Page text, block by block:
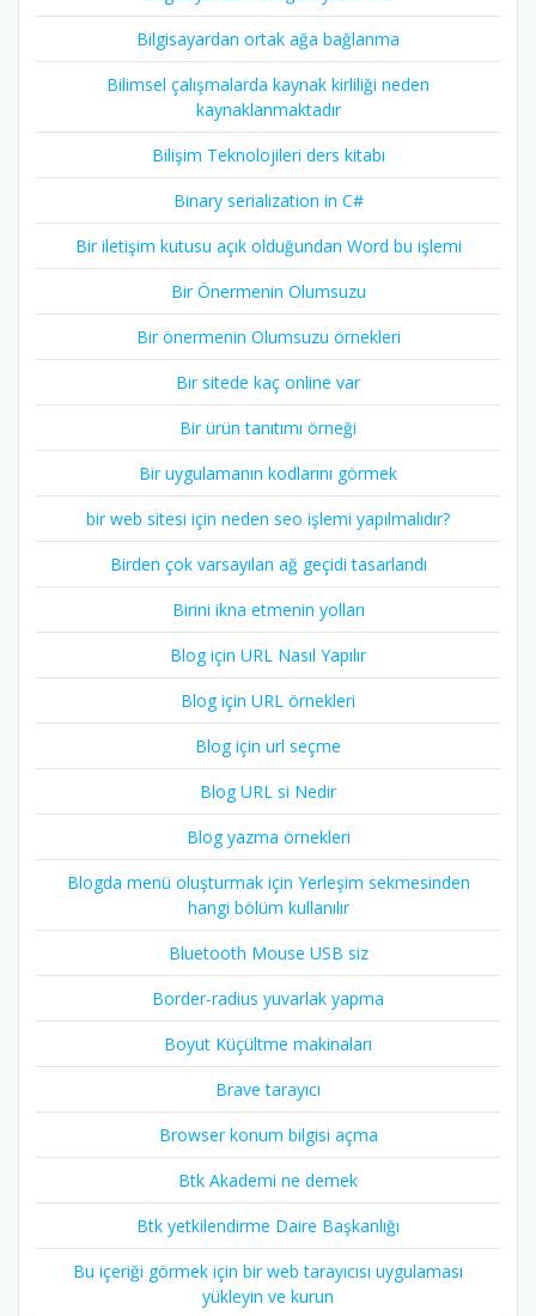
Bilgisayardan ortak ağa bağlanma
Bilimsel çalışmalarda kaynak kirliliği neden
kaynaklanmaktadır
Bilişim Teknolojileri ders kitabı
Binary serialization in C#
Bir iletişim kutusu açık olduğundan Word bu işlemi
Bir Önermenin Olumsuzu
Bir önermenin Olumsuzu örnekleri
Bir sitede kaç online var
Bir ürün tanıtımı örneği
Bir uygulamanın kodlarını görmek
bir web sitesi için neden seo işlemi yapılmalıdır?
Birden çok varsayılan ağ geçidi tasarlandı
Birini ikna etmenin yolları
Blog için URL Nasıl Yapılır
Blog için URL örnekleri
Blog için url seçme
Blog URL si Nedir
Blog yazma örnekleri
Blogda menü oluşturmak için Yerleşim sekmesinden
hangi bölüm kullanılır
Bluetooth Mouse USB siz
Border-radius yuvarlak yapma
Boyut Küçültme makinaları
Brave tarayıcı
Browser konum bilgisi açma
Btk Akademi ne demek
Btk yetkilendirme Daire Başkanlığı
Bu içeriği görmek için bir web tarayıcısı uygulaması
yükleyin ve kurun